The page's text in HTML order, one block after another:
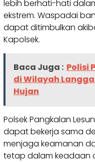
lebih berhati-hati
ekstrem. Waspadai
dapat ditimbulkan
Kapolsek.
Baca Juga : Polisi
di Wilayah
Hujan
Polsek Pangkalan
dapat bekerja sama
menjaga keamanan
tetap dalam keadaan